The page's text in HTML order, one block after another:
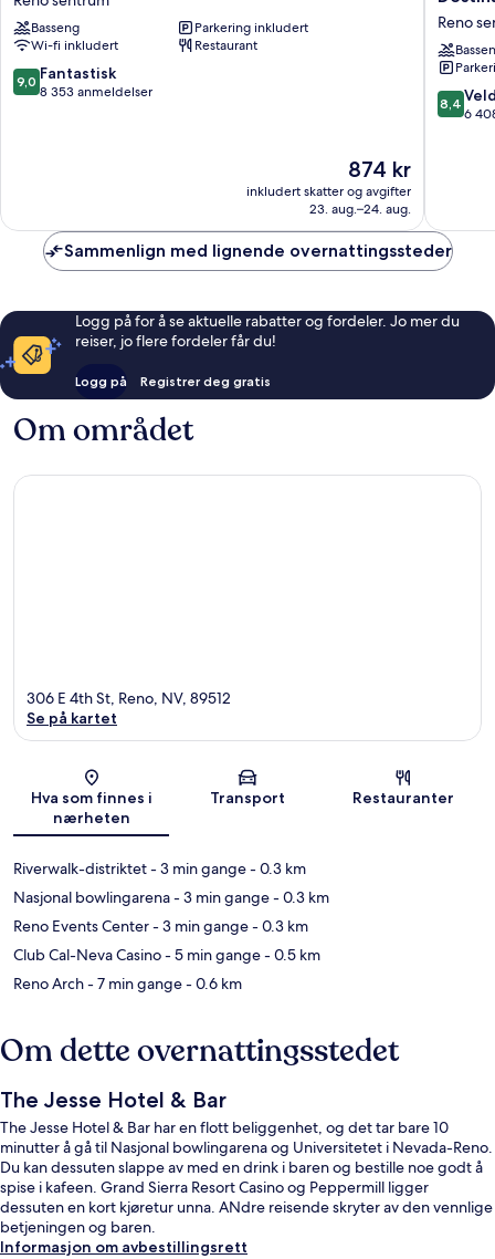
Reno
sentrum
Basseng
Parkering inkludert
Wi-fi inkludert
Restaurant
9.0
av
9,0 Fantastisk
8 353 anmeldelser
Prisen
874 kr
874 kr
inkludert skatter og avgifter
23. aug.–24. aug.
A
Caesars
Rewards
Reno
Reno
8.4
av
8,4
6
Sammenlign med lignende overnattingssteder
Logg på for å se aktuelle rabatter og fordeler. Jo mer du
reiser, jo flere fordeler får du!
Logg på Registrer deg gratis
Om området
Kart
306 E 4th St, Reno, NV, 89512
Se på kartet
Hva som finnes i
nærheten
Transport Restauranter
Riverwalk-distriktet- 3 min gange- 0.3 km
Nasjonal bowlingarena- 3 min gange- 0.3 km
Reno Events Center- 3 min gange- 0.3 km
Club Cal-Neva Casino- 5 min gange- 0.5 km
Reno Arch- 7 min gange- 0.6 km
Om dette overnattingsstedet
The Jesse Hotel & Bar
The Jesse Hotel & Bar har en flott beliggenhet, og det tar bare 10
minutter å gå til Nasjonal bowlingarena og Universitetet i Nevada-Reno.
Du kan dessuten slappe av med en drink i baren og bestille noe godt å
spise i kafeen. Grand Sierra Resort Casino og Peppermill ligger
dessuten en kort kjøretur unna. ANdre reisende skryter av den vennlige
betjeningen og baren.
Informasjon om avbestillingsrett